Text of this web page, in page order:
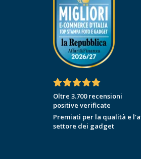
Oltre 3.700 recensioni
positive verificate
Premiati per la qualità e
settore dei gadget